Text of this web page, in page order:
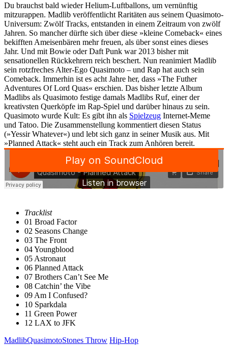
Du brauchst bald wieder Helium-Luftballons, um vernünftig
mitzurappen. Madlib veröffentlicht Raritäten aus seinem Quasimoto-
Universum: Zwölf Tracks, entstanden in einem Zeitraum von zwölf
Jahren. So mancher dürfte sich über diese »kleine Comeback« eines
bekifften Ameisenbären mehr freuen, als über sonst eines dieses
Jahr. Und mit Bowie oder Daft Punk war 2013 bisher mit
sensationellen Rückkehrern reich beschert. Nun reanimiert Madlib
sein rotzfreches Alter-Ego Quasimoto – und Rap hat auch sein
Comeback. Immerhin ist es acht Jahre her, dass »The Futher
Adventures Of Lord Quas« erschien. Das bisher letzte Album
Madlibs als Quasimoto festige damals Madlibs Ruf, einer der
kreativsten Querköpfe im Rap-Spiel und darüber hinaus zu sein.
Quasimoto wurde Kult: Es gibt ihn als Spielzeug Internet-Meme
und Tatoo. Die Zusammenstellung kommentiert diesen Status
(»Yessir Whatever«) und lebt sich ganz in seiner Musik aus. Mit
»Planned Attack« steht auch ein Track zum Anhören bereit.
Tracklist
01 Broad Factor
02 Seasons Change
03 The Front
04 Youngblood
05 Astronaut
06 Planned Attack
07 Brothers Can’t See Me
08 Catchin’ the Vibe
09 Am I Confused?
10 Sparkdala
11 Green Power
12 LAX to JFK
MadlibQuasimotoStones Throw Hip-Hop